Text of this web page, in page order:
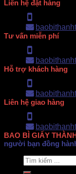
Liên hệ đặt hàng
Tư vấn miễn phí
Hỗ trợ khách hàng
Liên hệ giao hàng
BAO BÌ GIẤY
người bạn đồng
Search
for: